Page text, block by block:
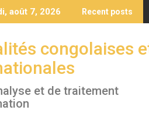
août 7, 2026 Recent posts
congolaises
et de traitement